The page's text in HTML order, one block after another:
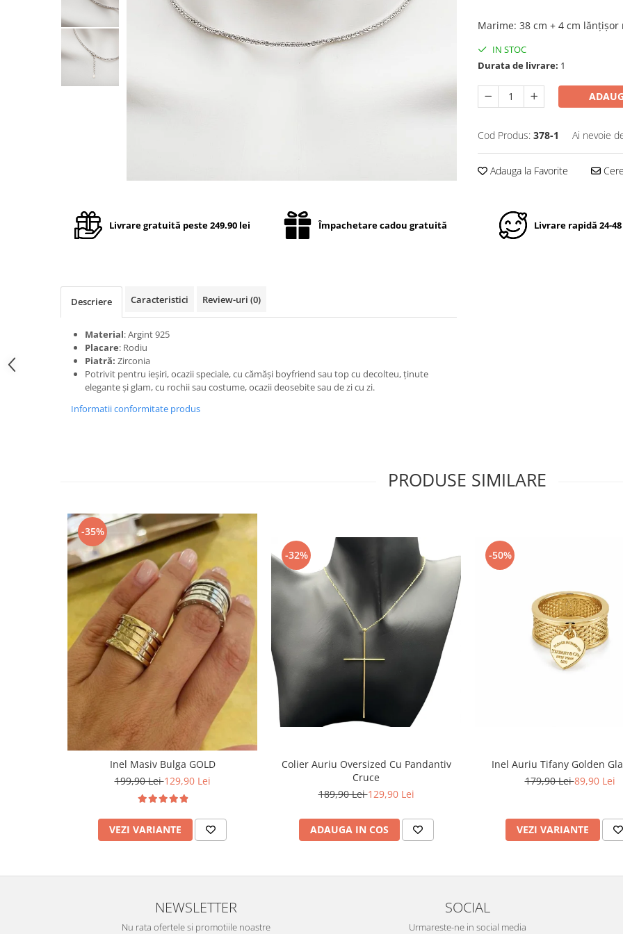
Marime: 38 cm + 4 cm lănțișor
IN STOC
Durata de livrare: 1
Cod Produs: 378-1 Ai nevoie
Adauga la Favorite
Livrare gratuită peste 249.90 lei Împachetare cadou gratuită Livrare rapidă 24-
Descriere Caracteristici Review-uri (0)
Material: Argint 925
Placare: Rodiu
Piatră: Zirconia
Potrivit pentru ieșiri, ocazii speciale, cu cămăși boyfriend sau top cu decolteu, ținute
elegante și glam, cu rochii sau costume, ocazii deosebite sau de zi cu zi.
Informatii conformitate produs
PRODUSE SIMILARE
-35%
Inel Masiv Bulga GOLD
199,90 Lei129,90 Lei
VEZI VARIANTE
-32%
Colier Auriu Oversized Cu Pandantiv
Cruce
189,90 Lei129,90 Lei
ADAUGA IN COS
-50%
Inel Auriu Tifany Golden
179,90 Lei89,90 Lei
VEZI VARIANTE
NEWSLETTER
Nu rata ofertele si promotiile noastre
SOCIAL
Urmareste-ne in social media